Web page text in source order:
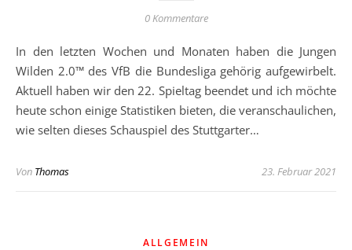
0 Kommentare
In den letzten Wochen und Monaten haben die Jungen
Wilden 2.0™ des VfB die Bundesliga gehörig aufgewirbelt.
Aktuell haben wir den 22. Spieltag beendet und ich möchte
heute schon einige Statistiken bieten, die veranschaulichen,
wie selten dieses Schauspiel des Stuttgarter…
Von Thomas 23. Februar 2021
ALLGEMEIN